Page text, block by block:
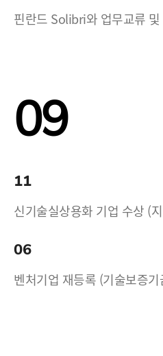
핀란드 Solibri와 업무교류
09
11
신기술실상용화 기업 수상 (
06
벤처기업 재등록 (기술보증기